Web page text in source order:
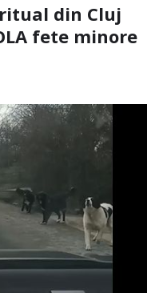
din Cluj
fete minore